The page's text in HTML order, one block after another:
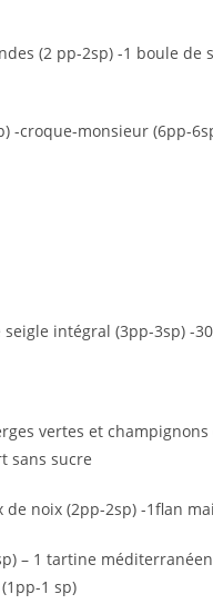
(2 pp-2sp) -1 boule
-croque-monsieur (6pp-
intégral (3pp-3sp) -
vertes et
sans sucre
noix (2pp-2sp) -1flan
– 1 tartine
1 sp)